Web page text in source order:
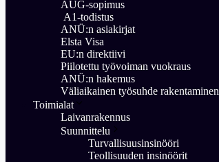
AÜG-sopimus
A1-todistus
ANÜ:n asiakirjat
Elsta Visa
EU:n direktiivi
Piilotettu työvoiman vuokraus
ANÜ:n hakemus
Väliaikainen työsuhde rakentaminen
Toimialat
Laivanrakennus
Suunnittelu
Turvallisuusinsinööri
Teollisuuden insinöörit